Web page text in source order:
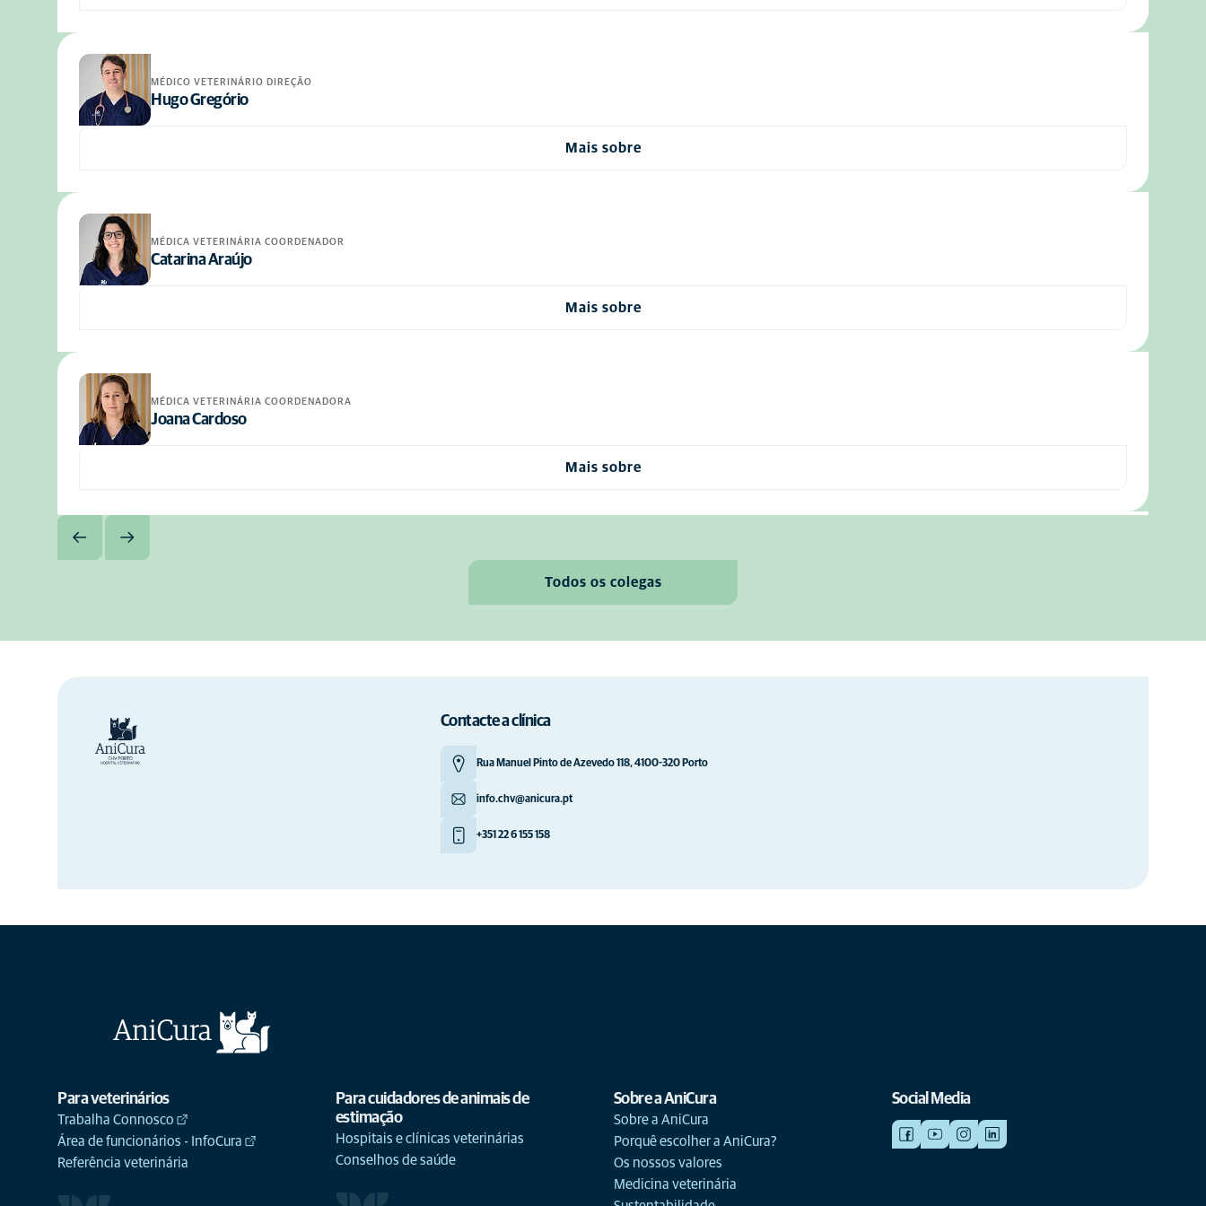
MÉDICO VETERINÁRIO DIREÇÃO
Hugo Gregório
Mais sobre
MÉDICA VETERINÁRIA COORDENADOR
Catarina Araújo
Mais sobre
MÉDICA VETERINÁRIA COORDENADORA
Joana Cardoso
Mais sobre
Todos os colegas
Contacte a clínica
Rua Manuel Pinto de Azevedo 118, 4100-320 Porto
info.chv@anicura.pt
+351 22 6 155 158
Para veterinários
Trabalha Connosco
Área de funcionários - InfoCura
Referência veterinária
Para cuidadores de animais de
estimação
Hospitais e clínicas veterinárias
Conselhos de saúde
Sobre a AniCura
Sobre a AniCura
Porquê escolher a AniCura?
Os nossos valores
Medicina veterinária
Social Media